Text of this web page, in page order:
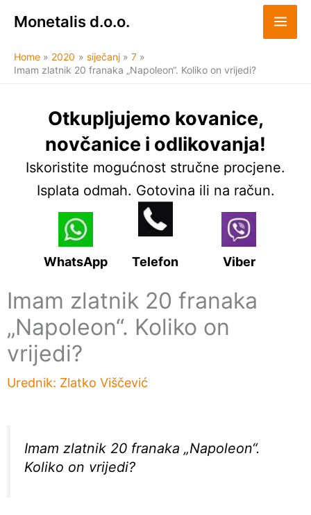
Monetalis d.o.o.
Home 2020 siječanj
7
Imam zlatnik 20 franaka „Napoleon“. Koliko on vrijedi?
Otkupljujemo kovanice,
novčanice i odlikovanja!
Iskoristite mogućnost stručne procjene.
Isplata odmah. Gotovina ili na račun.
WhatsApp Viber
Telefon
Imam zlatnik 20 franaka
„Napoleon“. Koliko on
vrijedi?
Urednik: Zlatko Viščević
Imam zlatnik 20 franaka „Napoleon“.
Koliko on vrijedi?